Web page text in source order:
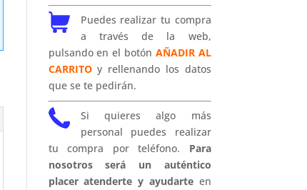
Puedes realizar tu compra
a través de la web,
pulsando en el botón AÑADIR AL
CARRITOy rellenando los datos
que se te pedirán.
Si quieres algo más
personal puedes realizar
tu compra por teléfono. Para
nosotros será un auténtico
placer atenderte y ayudarteen